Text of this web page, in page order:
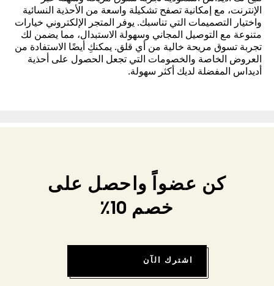
الإنترنت، مع إمكانية تصفح تشكيلة واسعة من الأحذية النسائية
واختيار التصميمات التي تناسبك. يوفر المتجر الإلكتروني خيارات
متنوعة مع التوصيل المجاني وسهولة الاستبدال، مما يضمن لك
تجربة تسوق مريحة خالية من أي قلق. يمكنكِ أيضًا الاستفادة من
العروض الخاصة والخصومات التي تجعل الحصول على أحذية
أديداس المفضلة لديك أكثر سهولة.
كن عضواً واحصل على
خصم 10٪
اشترك الآن